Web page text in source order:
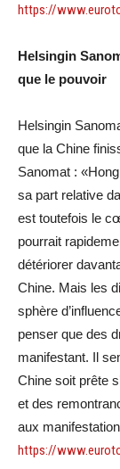
https://
Helsingin
que le pouvoir
Helsingin
que la Chine
Sanomat :
sa part relative
est toutefois le
pourrait
détériorer
Chine. Mais les
sphère
penser que des
manifestant. Il
Chine soit prête
et des
aux
https://